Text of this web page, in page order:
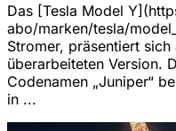
Das [Tesla Model
abo/marken/tesla/
Stromer, präsentiert
überarbeiteten Version.
Codenamen „Juniper“
in ...